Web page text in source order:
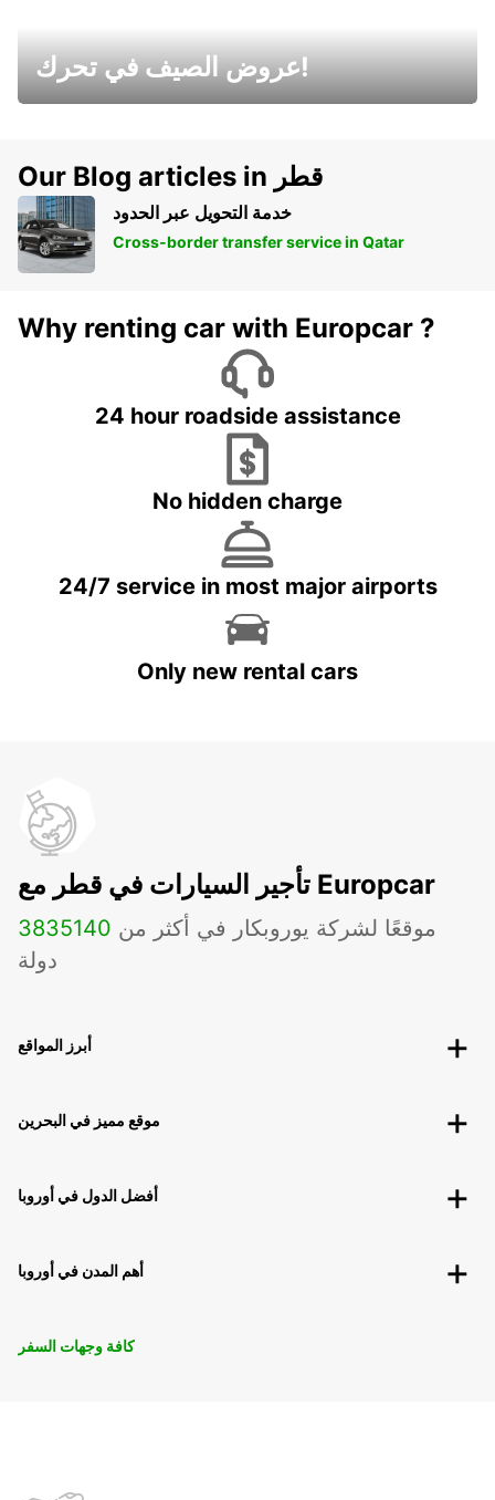
عروض الصيف في تحرك!
Our Blog articles in قطر
خدمة التحويل عبر الحدود
Cross-border transfer service in Qatar
Why renting car with Europcar ?
24 hour roadside assistance
No hidden charge
24/7 service in most major airports
Only new rental cars
تأجير السيارات في قطر مع Europcar
3835 موقعًا لشركة يوروبكار في أكثر من 140
دولة
أبرز المواقع
موقع مميز في البحرين
أفضل الدول في أوروبا
أهم المدن في أوروبا
كافة وجهات السفر